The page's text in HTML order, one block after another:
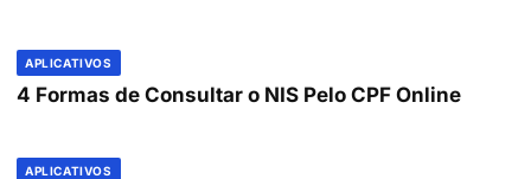
APLICATIVOS
4 Formas de Consultar o NIS Pelo CPF Online
APLICATIVOS